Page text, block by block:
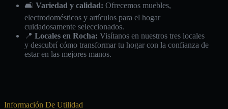
🛋️ Variedad y calidad: Ofrecemos muebles,
electrodomésticos y artículos para el hogar
cuidadosamente seleccionados.
📍 Locales en Rocha: Visítanos en nuestros tres locales
y descubrí cómo transformar tu hogar con la confianza de
estar en las mejores manos.
Información De Utilidad